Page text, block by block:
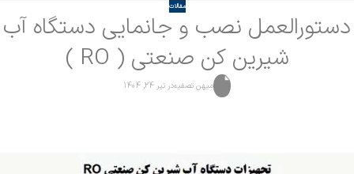
مقالات
دستورالعمل نصب و جانمایی دستگاه آب
شیرین کن صنعتی ( RO )
میهن تصفیهدر تیر 24, 1404